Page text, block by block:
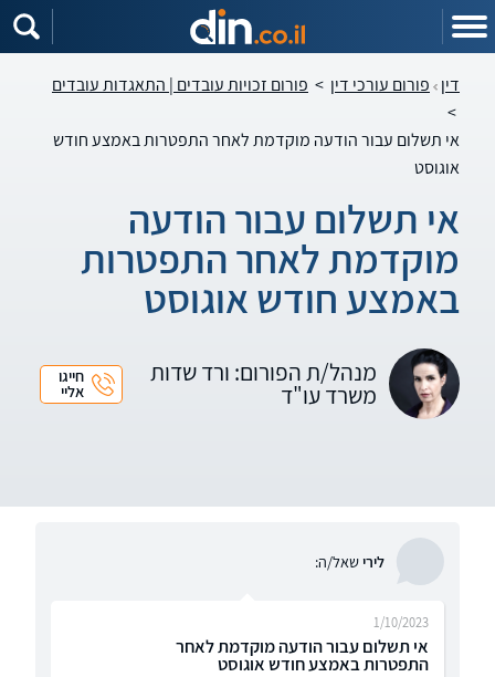
דין פורום עורכי דין > פורום זכויות עובדים | התאגדות עובדים
>
אי תשלום עבור הודעה מוקדמת לאחר התפטרות באמצע חודש
אוגוסט
אי תשלום עבור הודעה
מוקדמת לאחר התפטרות
באמצע חודש אוגוסט
מנהל/ת הפורום: ורד שדות
משרד עו"ד
חייגו
אליי
לירישאל/ה:
אי תשלום עבור הודעה מוקדמת לאחר
התפטרות באמצע חודש אוגוסט
1/10/2023